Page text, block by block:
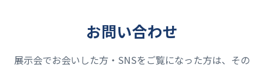
お問い合わせ
展示会でお会いした方・SNSをご覧になった方は、その